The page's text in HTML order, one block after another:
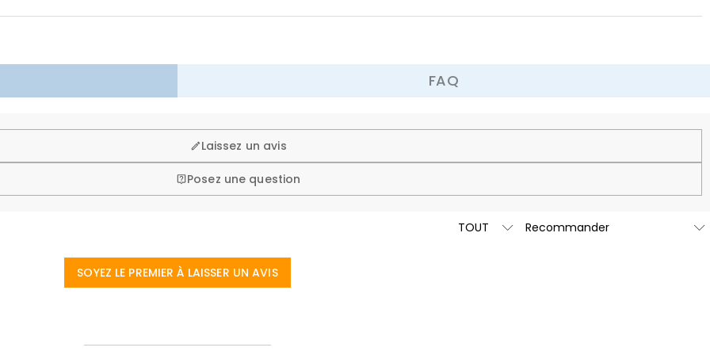
FAQ
Laissez un avis
Posez une question
SOYEZ LE PREMIER À LAISSER UN AVIS